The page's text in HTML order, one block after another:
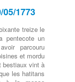
1773
treize le
pentecote un
parcouru
et mordu
bestiaux vint à
les hatitans